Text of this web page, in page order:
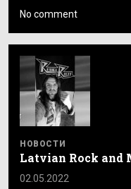
No comment
НОВОСТИ
Latvian Rock and
02.05.2022